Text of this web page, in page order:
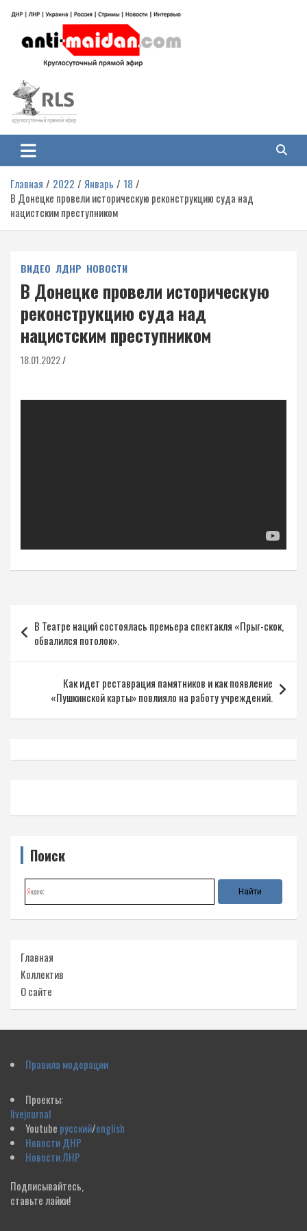
содержимому
Антимайдан: Гражданская война
на Украине
гражданской войне на Украине, включая события в Новороссии, ДНР,
ЛНР и других регионах.
Главная 2022 Январь
18
В Донецке провели историческую реконструкцию суда над
нацистским преступником
ВИДЕО ЛДНР НОВОСТИ
В Донецке провели историческую
реконструкцию суда над
нацистским преступником
18.01.2022
по
записям
В Театре наций состоялась премьера спектакля «Прыг-скок,
обвалился потолок».
Как идет реставрация памятников и как появление
«Пушкинской карты» повлияло на работу учреждений.
Поиск
Главная
Коллектив
О сайте
Правила модерации
Проекты:
livejournal
Youtube русский/english
Новости ДНР
Новости ЛНР
Подписывайтесь,
ставьте лайки!